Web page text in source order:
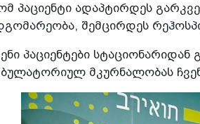
პაციენტი ადაპტირდეს
შემცირდეს
პაციენტები სტაციონარიდან
მკურნალობას